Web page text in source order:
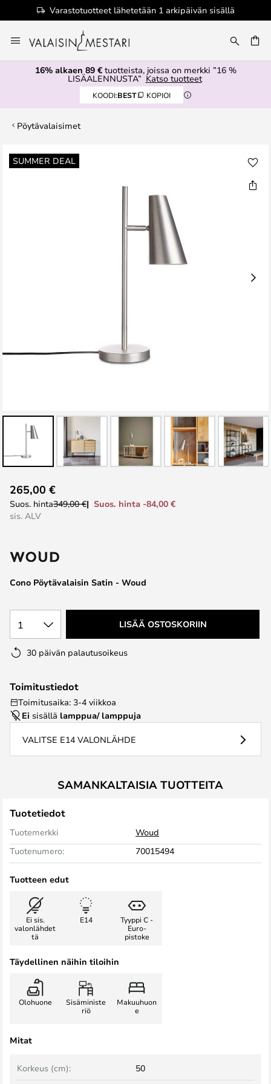
Varastotuotteet lähetetään 1 arkipäivän sisällä
to
Content
16% alkaen 89 €tuotteista, joissa on merkki ”16 %
LISÄALENNUSTA” Katso tuotteet
KOODI:BEST KOPIOI
Pöytävalaisimet
SUMMER DEAL
Skip
to
to
the
the
gallery
Cono Pöytävalaisin Satin - Woud
265,00 €
Suos. hinta349,00 €
Suos. hinta -84,00 €
sis. ALV
1 LISÄÄ OSTOSKORIIN
30 päivän palautusoikeus
Toimitustiedot
Toimitusaika: 3-4 viikkoa
Ei sisällä lamppua/ lamppuja
VALITSE E14 VALONLÄHDE
SAMANKALTAISIA TUOTTEITA
Tuotetiedot
Tuotemerkki
Woud
Tuotenumero:
70015494
Tuotteen edut
Ei sis.
valonlähdet
tä
E14
Tyyppi C -
Euro-
pistoke
Täydellinen näihin tiloihin
Olohuone
Sisäministe
riö
Makuuhuon
e
Mitat
Korkeus (cm):
50